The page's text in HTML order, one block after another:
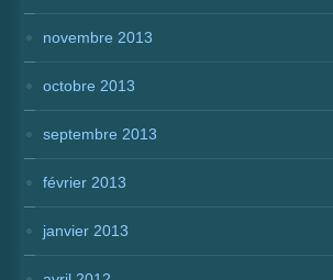
novembre 2013
octobre 2013
septembre 2013
février 2013
janvier 2013